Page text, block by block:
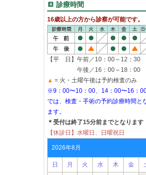
診療時間
16歳以上の方から診察が可能です。
【平 日】午前／10：00～12：30
午後／16：00～18：00
▲ = 火・土曜午後は予約検査のみ
※9：00〜10：00、14：00〜16：
では、検査・手術の予約診療時間と
ます。
＊受付は終了15分前までとなります
【休診日】水曜日、日曜祝日
2026年8月
日 月 火 水 木 金